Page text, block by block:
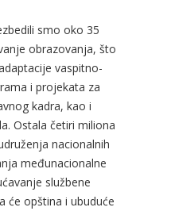
smo oko 35
obrazovanja, što
vaspitno-
i projekata za
kadra, kao i
Ostala četiri miliona
nacionalnih
međunacionalne
službene
će opština i ubuduće